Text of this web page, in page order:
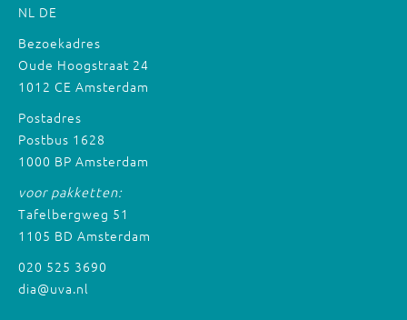
NL DE
Bezoekadres
Oude Hoogstraat 24
1012 CE Amsterdam
Postadres
Postbus 1628
1000 BP Amsterdam
voor pakketten:
Tafelbergweg 51
1105 BD Amsterdam
020 525 3690
dia@uva.nl